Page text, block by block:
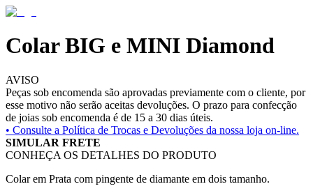
Colar BIG e MINI Diamond
AVISO
Peças sob encomenda são aprovadas previamente com o cliente, por
esse motivo não serão aceitas devoluções. O prazo para confecção
de joias sob encomenda é de 15 a 30 dias úteis.
• Consulte a Política de Trocas e Devoluções da nossa loja on-line.
SIMULAR FRETE
CONHEÇA OS DETALHES DO PRODUTO
Colar em Prata com pingente de diamante em dois tamanho.